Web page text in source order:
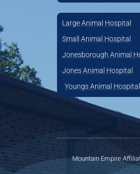
Large Animal Hospital
Small Animal Hospital
Jonesborough Animal
Jones Animal Hospital
Youngs Animal Hospital
Mountain Empire